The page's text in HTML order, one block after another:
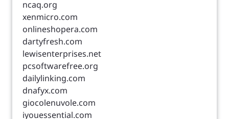
ncaq.org
xenmicro.com
onlineshopera.com
dartyfresh.com
lewisenterprises.net
pcsoftwarefree.org
dailylinking.com
dnafyx.com
giocolenuvole.com
iyouessential.com